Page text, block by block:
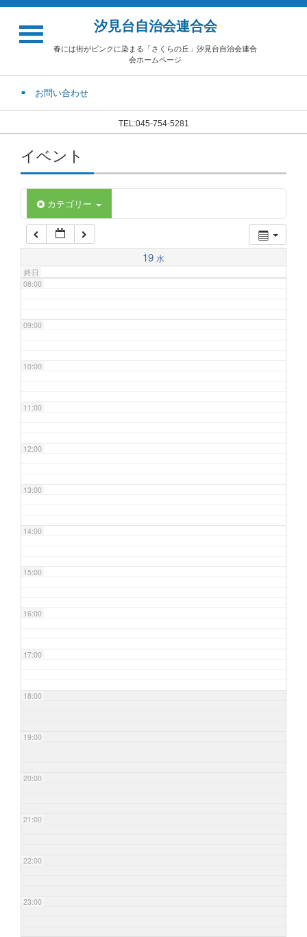
汐見台自治会連合会
春には街がピンクに染まる「さくらの丘」汐見台自治会連合
会ホームページ
お問い合わせ
TEL:045-754-5281
イベント
カテゴリー
19 水
終日
02:00
03:00
05:00
06:00
07:00
08:00
09:00
10:00
11:00
12:00
13:00
14:00
15:00
16:00
17:00
18:00
19:00
20:00
21:00
22:00
23:00